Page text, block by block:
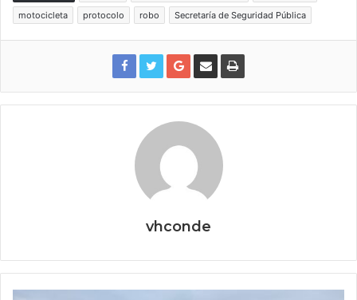
motocicleta
protocolo robo Secretaría de Seguridad Pública
vhconde